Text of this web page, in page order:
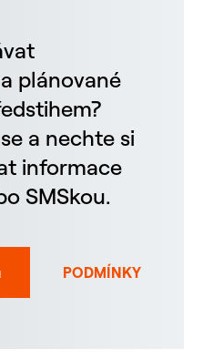
plánované
a nechte si
informace
SMSkou.
PODMÍNKY